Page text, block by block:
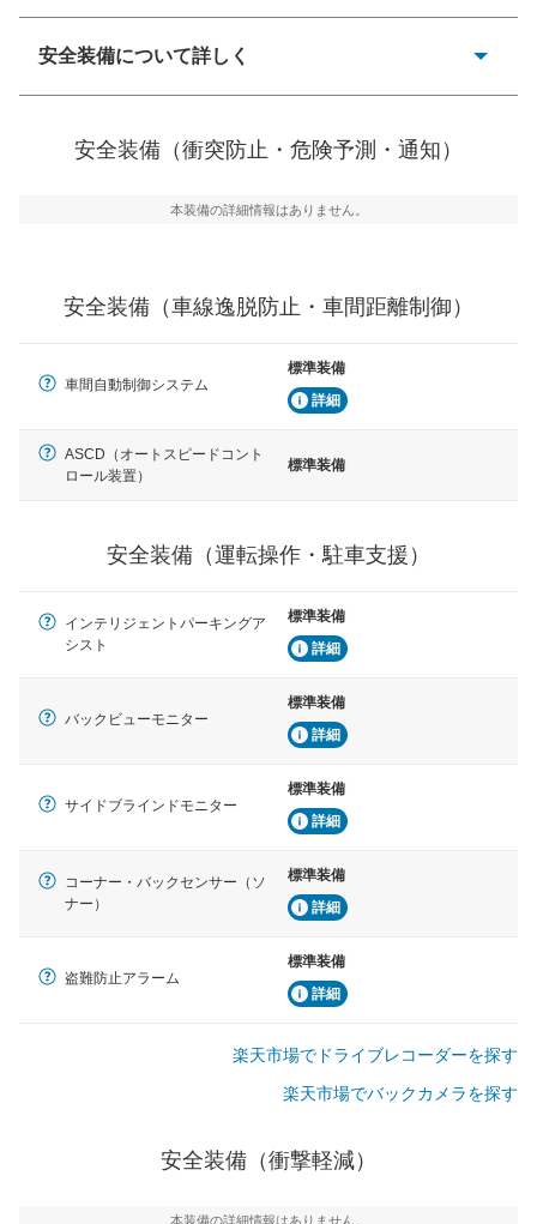
一般的な荷物のサイズの目安
安全装備について詳しく
ーキアシスト、ABSなどが装備されています。
車線逸脱防止
車線のはみだしやふらつきを防止するためにレーンキー
車間距離制御
安全な車間距離を保ちながら前車を追従するアダプティ
運転・駐車支援
万が一車体が衝撃を受けたときに、運転者・同乗者を守
るSRSエアバッグシステム、プリテンショナーシートベ
ルトなどが装備されています。
安全装備（衝突防止・危険予測・通知）
本装備の詳細情報はありません。
安全装備（車線逸脱防止・車間距離制御）
車間自動制御システム
標準装備
詳細
ASCD（オートスピードコント
ロール装置）
標準装備
安全装備（運転操作・駐車支援）
インテリジェントパーキングア
シスト
標準装備
詳細
バックビューモニター
標準装備
詳細
サイドブラインドモニター
標準装備
詳細
コーナー・バックセンサー（ソ
ナー）
標準装備
詳細
盗難防止アラーム
標準装備
詳細
楽天市場でドライブレコーダーを探す
楽天市場でバックカメラを探す
安全装備（衝撃軽減）
本装備の詳細情報はありません。